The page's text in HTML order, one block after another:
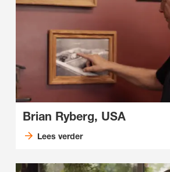
Brian Ryberg, USA
Lees verder